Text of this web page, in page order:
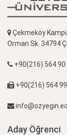
Çekmeköy
Orman Sk. 34794
+90(216) 564 90
+90(216) 564
Aday Öğrenci